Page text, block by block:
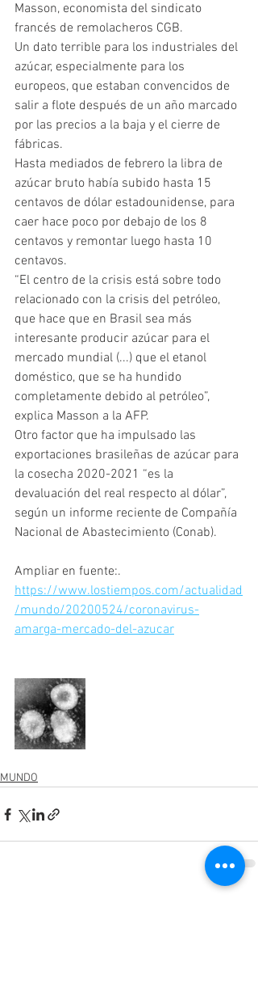
Masson, economista del sindicato
francés de remolacheros CGB.
Un dato terrible para los industriales del
azúcar, especialmente para los
europeos, que estaban convencidos de
salir a flote después de un año marcado
por las precios a la baja y el cierre de
fábricas.
Hasta mediados de febrero la libra de
azúcar bruto había subido hasta 15
centavos de dólar estadounidense, para
caer hace poco por debajo de los 8
centavos y remontar luego hasta 10
centavos.
“El centro de la crisis está sobre todo
relacionado con la crisis del petróleo,
que hace que en Brasil sea más
interesante producir azúcar para el
mercado mundial (...) que el etanol
doméstico, que se ha hundido
completamente debido al petróleo”,
explica Masson a la AFP.
Otro factor que ha impulsado las
exportaciones brasileñas de azúcar para
la cosecha 2020-2021 “es la
devaluación del real respecto al dólar”,
según un informe reciente de Compañía
Nacional de Abastecimiento (Conab).
Ampliar en fuente:.
https://www.lostiempos.com/actualidad
/mundo/20200524/coronavirus-
amarga-mercado-del-azucar
MUNDO